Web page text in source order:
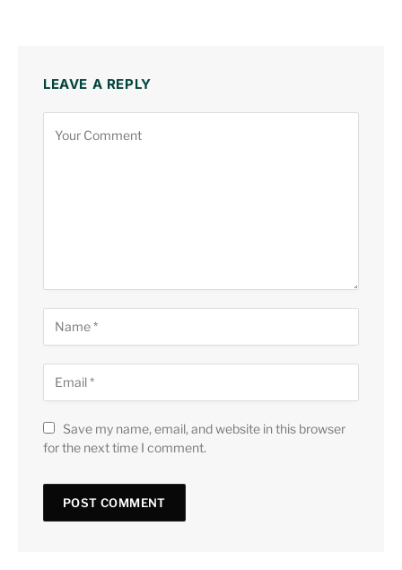
LEAVE A REPLY
Save my name, email, and website in this browser
for the next time I comment.